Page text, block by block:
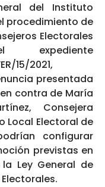
del Instituto
procedimiento de
Electorales
15/2021,
presentada
contra de María
Consejera
Local Electoral de
configurar
previstas en
Ley General de